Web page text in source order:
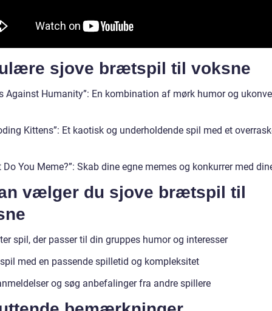
sjove brætspil til voksne
Against Humanity”: En kombination af mørk humor og
Kittens”: Et kaotisk og underholdende spil med et
Do You Meme?”: Skab dine egne memes og konkurrer med
vælger du sjove brætspil til
spil, der passer til din gruppes humor og interesser
med en passende spilletid og kompleksitet
og søg anbefalinger fra andre spillere